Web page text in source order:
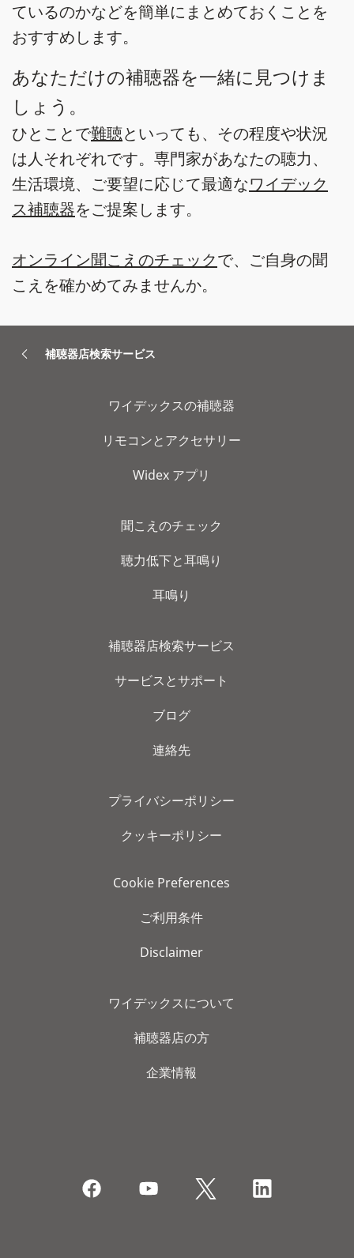
ているのかなどを簡単にまとめておくことを
おすすめします。
あなただけの補聴器を一緒に見つけま
しょう。
ひとことで難聴といっても、その程度や状況
は人それぞれです。専門家があなたの聴力、
生活環境、ご要望に応じて最適なワイデック
ス補聴器をご提案します。
オンライン聞こえのチェックで、ご自身の聞
こえを確かめてみませんか。
補聴器店検索サービス
ワイデックスの補聴器
リモコンとアクセサリー
Widex アプリ
聞こえのチェック
聴力低下と耳鳴り
耳鳴り
補聴器店検索サービス
サービスとサポート
ブログ
連絡先
プライバシーポリシー
クッキーポリシー
Cookie Preferences
ご利用条件
Disclaimer
ワイデックスについて
補聴器店の方
企業情報